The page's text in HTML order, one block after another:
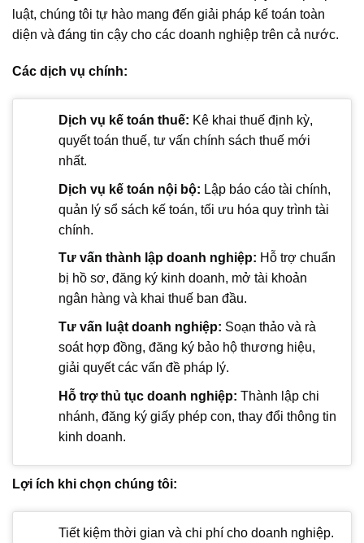
luật, chúng tôi tự hào mang đến giải pháp kế toán toàn
diện và đáng tin cậy cho các doanh nghiệp trên cả nước.
Các dịch vụ chính:
Dịch vụ kế toán thuế: Kê khai thuế định kỳ,
quyết toán thuế, tư vấn chính sách thuế mới
nhất.
Dịch vụ kế toán nội bộ: Lập báo cáo tài chính,
quản lý sổ sách kế toán, tối ưu hóa quy trình tài
chính.
Tư vấn thành lập doanh nghiệp: Hỗ trợ chuẩn
bị hồ sơ, đăng ký kinh doanh, mở tài khoản
ngân hàng và khai thuế ban đầu.
Tư vấn luật doanh nghiệp: Soạn thảo và rà
soát hợp đồng, đăng ký bảo hộ thương hiệu,
giải quyết các vấn đề pháp lý.
Hỗ trợ thủ tục doanh nghiệp: Thành lập chi
nhánh, đăng ký giấy phép con, thay đổi thông tin
kinh doanh.
Lợi ích khi chọn chúng tôi:
Tiết kiệm thời gian và chi phí cho doanh nghiệp.